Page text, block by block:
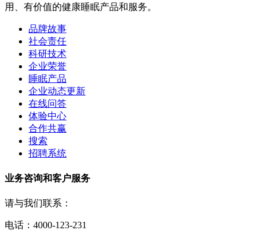
用、有价值的健康睡眠产品和服务。
品牌故事
社会责任
科研技术
企业荣誉
睡眠产品
企业动态更新
在线问答
体验中心
合作共赢
搜索
招聘系统
业务咨询和客户服务
请与我们联系：
电话：4000-123-231